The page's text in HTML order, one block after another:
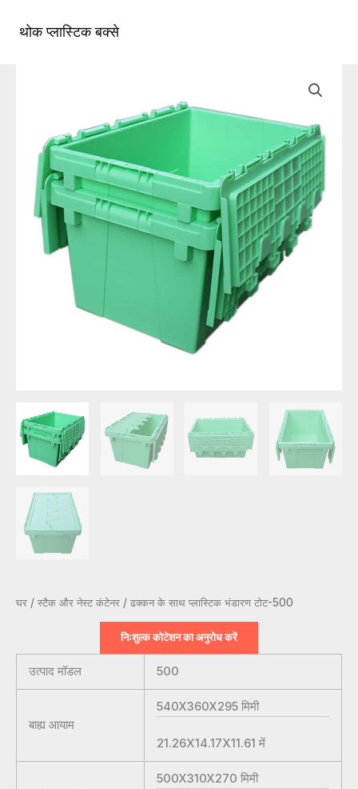
थोक प्लास्टिक बक्से
घर / स्टैक और नेस्ट कंटेनर / ढक्कन के साथ प्लास्टिक भंडारण टोट-500
निःशुल्क कोटेशन का अनुरोध करें
उत्पाद मॉडल 500
बाह्य आयाम
540X360X295 मिमी
21.26X14.17X11.61 में
500X310X270 मिमी